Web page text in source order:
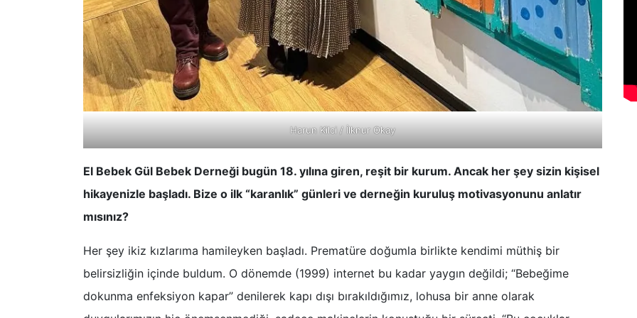
Harun Kilci / İlknur Okay
El Bebek Gül Bebek Derneği bugün 18. yılına giren, reşit bir kurum. Ancak her şey sizin kişisel
hikayenizle başladı. Bize o ilk “karanlık” günleri ve derneğin kuruluş motivasyonunu anlatır
mısınız?
​Her şey ikiz kızlarıma hamileyken başladı. Prematüre doğumla birlikte kendimi müthiş bir
belirsizliğin içinde buldum. O dönemde (1999) internet bu kadar yaygın değildi; “Bebeğime
dokunma enfeksiyon kapar” denilerek kapı dışı bırakıldığımız, lohusa bir anne olarak